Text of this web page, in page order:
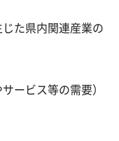
た県内関連産業の
ービス等の需要）